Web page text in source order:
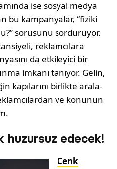
ise sosyal medya
bu kampanyalar, “fiziki
sorusunu sor­duruyor.
reklamcılara
da etkileyici bir
imkanı tanıyor. Gelin,
kapılarını birlikte arala­
ve konunun
huzursuz edecek!
Cenk